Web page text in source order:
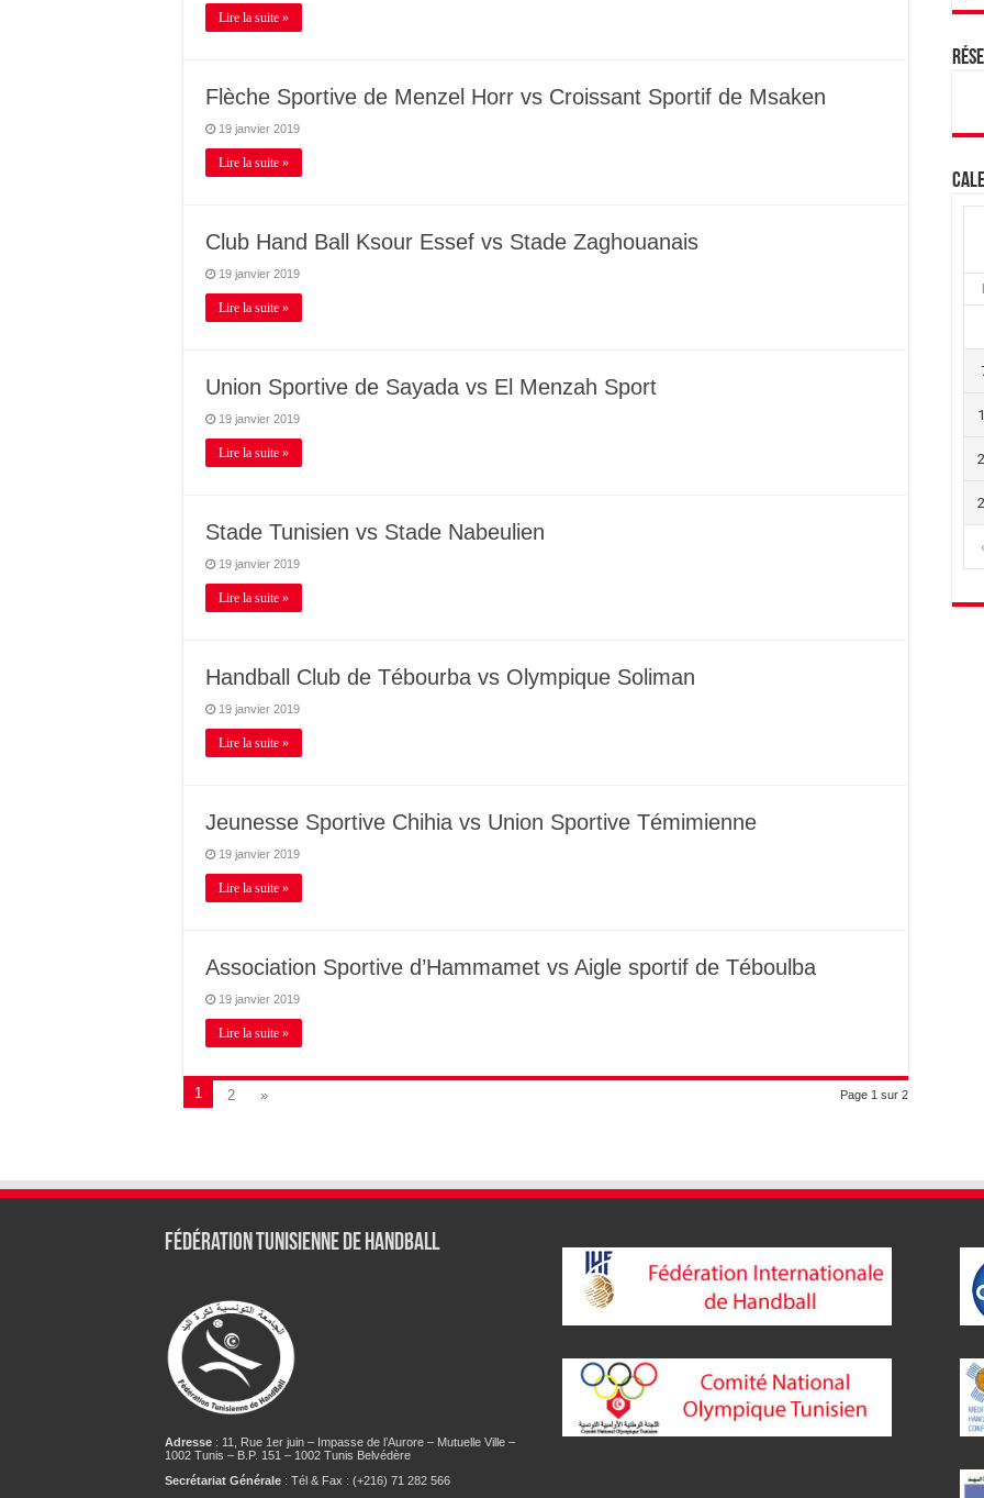
Lire la suite »
Flèche Sportive de Menzel Horr vs Croissant Sportif de Msaken
19 janvier 2019
Lire la suite »
Club Hand Ball Ksour Essef vs Stade Zaghouanais
19 janvier 2019
Lire la suite »
Union Sportive de Sayada vs El Menzah Sport
19 janvier 2019
Lire la suite »
Stade Tunisien vs Stade Nabeulien
19 janvier 2019
Lire la suite »
Handball Club de Tébourba vs Olympique Soliman
19 janvier 2019
Lire la suite »
Jeunesse Sportive Chihia vs Union Sportive Témimienne
19 janvier 2019
Lire la suite »
Association Sportive d’Hammamet vs Aigle sportif de Téboulba
19 janvier 2019
Lire la suite »
Page 1 sur 2
1 2 »
L
Fédération tunisienne de Handball
Adresse: 11, Rue 1er juin – Impasse de l’Aurore – Mutuelle Ville –
1002 Tunis – B.P. 151 – 1002 Tunis Belvédère
Secrétariat Générale: Tél & Fax : (+216) 71 282 566